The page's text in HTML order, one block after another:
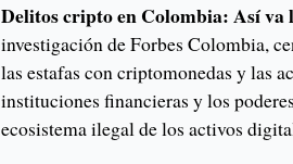
Delitos cripto en Colombia: Así va
investigación de Forbes Colombia,
las estafas con criptomonedas y las
instituciones financieras y los
ecosistema ilegal de los activos